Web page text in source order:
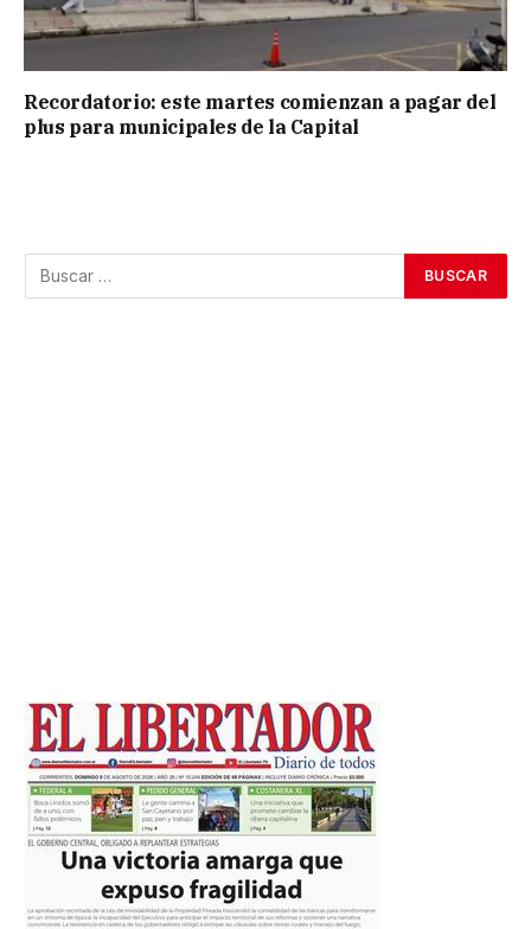
Recordatorio: este martes comienzan a pagar del
plus para municipales de la Capital